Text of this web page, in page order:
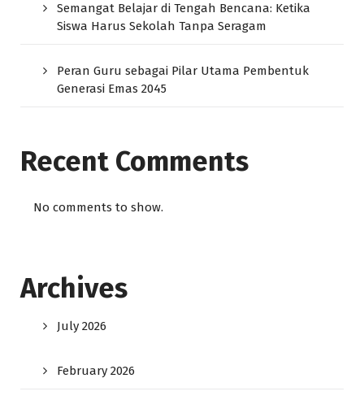
Semangat Belajar di Tengah Bencana: Ketika
Siswa Harus Sekolah Tanpa Seragam
Peran Guru sebagai Pilar Utama Pembentuk
Generasi Emas 2045
Recent Comments
No comments to show.
Archives
July 2026
February 2026